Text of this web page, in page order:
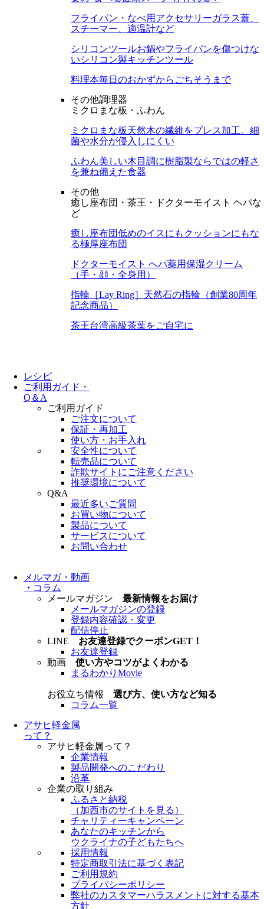
フライパン・なべ用アクセサリーガラス蓋、
スチーマー、適温計など
シリコンツールお鍋やフライパンを傷つけな
いシリコン製キッチンツール
料理本毎日のおかずからごちそうまで
その他調理器
ミクロまな板・ふわん
ミクロまな板天然木の繊維をプレス加工。細
菌や水分が侵入しにくい
ふわん美しい木目調に樹脂製ならではの軽さ
を兼ね備えた食器
その他
癒し座布団・茶王・ドクターモイスト ヘパな
ど
癒し座布団低めのイスにもクッションにもな
る極厚座布団
ドクターモイスト へパ薬用保湿クリーム
（手・顔・全身用）
指輪［Lay Ring］ 天然石の指輪（創業80周年
記念商品）
茶王台湾高級茶葉をご自宅に
レシピ
ご利用ガイド・
Q＆A
ご利用ガイド
ご注文について
保証・再加工
使い方・お手入れ
安全性について
転売品について
詐欺サイトにご注意ください
推奨環境について
Q&A
最近多いご質問
お買い物について
製品について
サービスについて
お問い合わせ
メルマガ・動画
・ コラム
メールマガジン 最新情報をお届け
メールマガジンの登録
登録内容確認・変更
配信停止
LINE お友達登録でクーポンGET！
お友達登録
動画 使い方やコツがよくわかる
まるわかりMovie
お役立ち情報 選び方、使い方など知る
コラム一覧
アサヒ軽金属
って？
アサヒ軽金属って？
企業情報
製品開発へのこだわり
沿革
企業の取り組み
ふるさと納税
（加西市のサイトを見る ）
チャリティーキャンペーン
あなたのキッチンから
ウクライナの子どもたちへ
採用情報
特定商取引法に基づく表記
ご利用規約
プライバシーポリシー
弊社のカスタマーハラスメントに対する基本
方針